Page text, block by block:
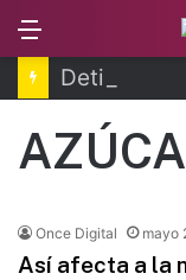
Detienen a
Once Digital mayo
Así afecta a la